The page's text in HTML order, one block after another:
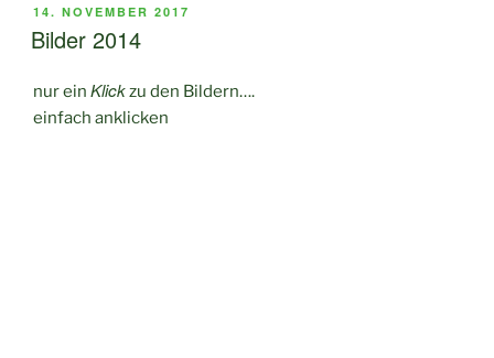
VERÖFFENTLICHT
AM
14. NOVEMBER 2017
Bilder 2014
nur ein Klickzu den Bildern….
einfach anklicken